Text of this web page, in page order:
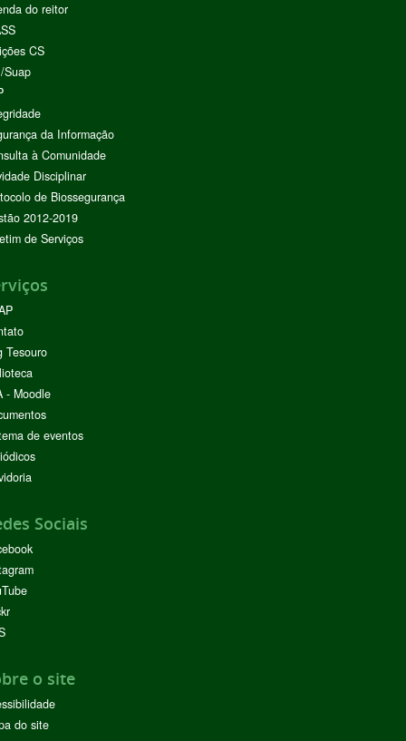
do reitor
CS
Suap
da Informação
à Comunidade
Disciplinar
de Biossegurança
2012-2019
de Serviços
Tesouro
- Moodle
de eventos
Sociais
o site
do site